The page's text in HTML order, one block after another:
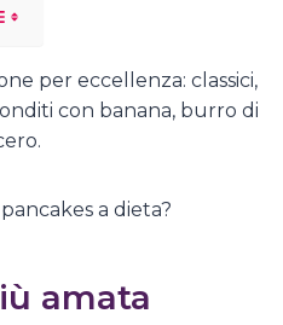
per eccellenza: classici,
con banana, burro di
a dieta?
amata